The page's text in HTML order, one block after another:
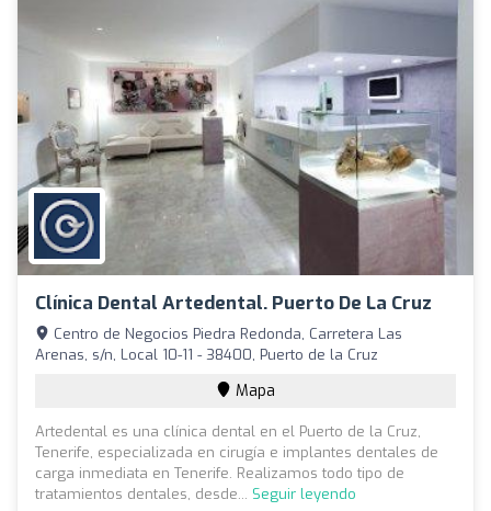
Clínica Dental Artedental. Puerto De La Cruz
Centro de Negocios Piedra Redonda, Carretera Las
Arenas, s/n, Local 10-11 - 38400, Puerto de la Cruz
Mapa
Artedental es una clínica dental en el Puerto de la Cruz,
Tenerife, especializada en cirugía e implantes dentales de
carga inmediata en Tenerife. Realizamos todo tipo de
tratamientos dentales, desde... Seguir leyendo